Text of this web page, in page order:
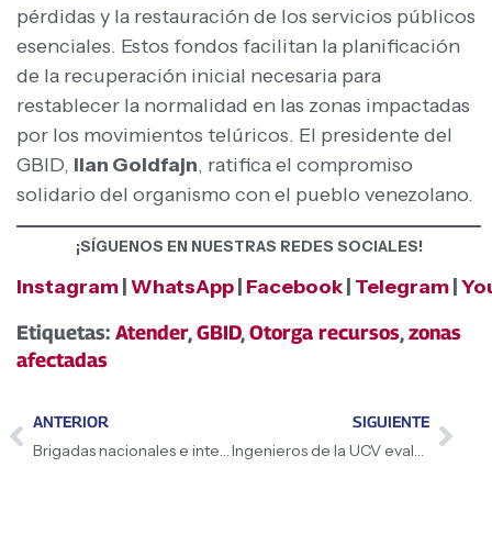
pérdidas y la restauración de los servicios públicos
esenciales. Estos fondos facilitan la planificación
de la recuperación inicial necesaria para
restablecer la normalidad en las zonas impactadas
por los movimientos telúricos. El presidente del
GBID, Ilan Goldfajn, ratifica el compromiso
solidario del organismo con el pueblo venezolano.
¡SÍGUENOS EN NUESTRAS REDES SOCIALES!
Instagram WhatsApp Facebook Telegram
Etiquetas: Atender,GBID,Otorga recursos,zonas
afectadas
ANTERIOR
Brigadas nacionales e internacionales consolidan eficiente coordinación de rescate en La Guaira
SIGUIENTE
Ingenieros de la UCV evalúan estructuras en el estado La Guaira